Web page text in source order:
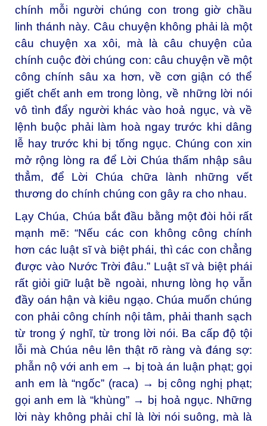
chính mỗi người chúng con trong giờ chầu
linh thánh này. Câu chuyện không phải là một
câu chuyện xa xôi, mà là câu chuyện của
chính cuộc đời chúng con: câu chuyện về một
công chính sâu xa hơn, về cơn giận có thể
giết chết anh em trong lòng, về những lời nói
vô tình đẩy người khác vào hoả ngục, và về
lệnh buộc phải làm hoà ngay trước khi dâng
lễ hay trước khi bị tống ngục. Chúng con xin
mở rộng lòng ra để Lời Chúa thấm nhập sâu
thẳm, để Lời Chúa chữa lành những vết
thương do chính chúng con gây ra cho nhau.
Lạy Chúa, Chúa bắt đầu bằng một đòi hỏi rất
mạnh mẽ: “Nếu các con không công chính
hơn các luật sĩ và biệt phái, thì các con chẳng
được vào Nước Trời đâu.” Luật sĩ và biệt phái
rất giỏi giữ luật bề ngoài, nhưng lòng họ vẫn
đầy oán hận và kiêu ngạo. Chúa muốn chúng
con phải công chính nội tâm, phải thanh sạch
từ trong ý nghĩ, từ trong lời nói. Ba cấp độ tội
lỗi mà Chúa nêu lên thật rõ ràng và đáng sợ:
phẫn nộ với anh em → bị toà án luận phạt; gọi
anh em là “ngốc” (raca) → bị công nghị phạt;
gọi anh em là “khùng” → bị hoả ngục. Những
lời này không phải chỉ là lời nói suông, mà là